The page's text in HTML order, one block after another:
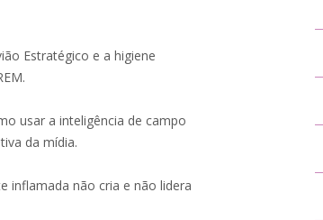
Estratégico e a higiene
usar a inteligência de campo
da mídia.
inflamada não cria e não lidera